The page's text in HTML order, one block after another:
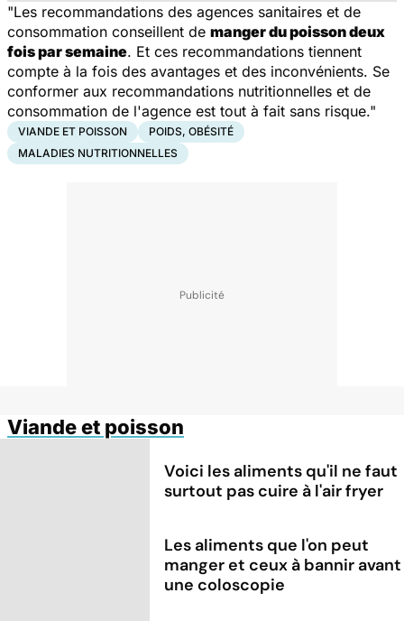
"Les recommandations des agences sanitaires et de
consommation conseillent de manger du poisson deux
fois par semaine. Et ces recommandations tiennent
compte à la fois des avantages et des inconvénients. Se
conformer aux recommandations nutritionnelles et de
consommation de l'agence est tout à fait sans risque."
VIANDE ET POISSON
POIDS, OBÉSITÉ
MALADIES NUTRITIONNELLES
Viande et poisson
Voici les aliments qu'il ne faut
surtout pas cuire à l'air fryer
Les aliments que l'on peut
manger et ceux à bannir avant
une coloscopie